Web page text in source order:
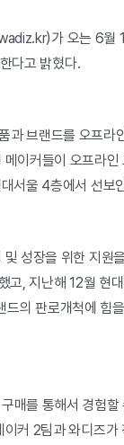
가 오는 6월
다고 밝혔다.
과 브랜드를 오프
이커들이 오프라
서울 4층에서 선보
성장을 위한 지원
, 지난해 12월 현
의 판로개척에 힘
매를 통해서 경험
커 2팀과 와디즈